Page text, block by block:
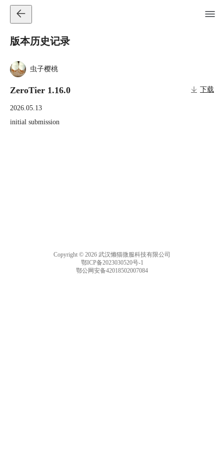
版本历史记录
虫子樱桃
ZeroTier 1.16.0 下载
2026.05.13
initial submission
Copyright © 2026 武汉懒猫微服科技有限公司
鄂ICP备2023030520号-1
鄂公网安备42018502007084